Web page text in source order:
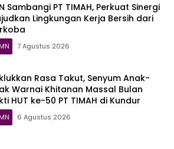
Sambangi PT TIMAH, Perkuat Sinergi
Lingkungan Kerja Bersih dari
7 Agustus 2026
Rasa Takut, Senyum Anak-
Warnai Khitanan Massal Bulan
HUT ke-50 PT TIMAH di Kundur
6 Agustus 2026